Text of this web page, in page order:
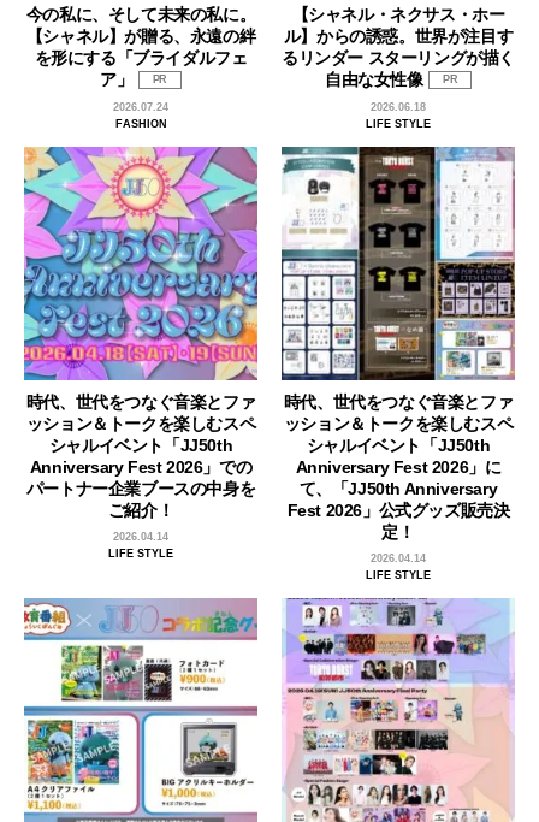
今の私に、そして未来の私に。
【シャネル】が贈る、永遠の絆
を形にする「ブライダルフェ
ア」
PR
2026.07.24
FASHION
【シャネル・ネクサス・ホー
ル】からの誘惑。世界が注目す
るリンダー スターリングが描く
自由な女性像
PR
2026.06.18
LIFE STYLE
時代、世代をつなぐ音楽とファ
ッション＆トークを楽しむスペ
シャルイベント「JJ50th
Anniversary Fest 2026」での
パートナー企業ブースの中身を
ご紹介！
2026.04.14
LIFE STYLE
時代、世代をつなぐ音楽とファ
ッション＆トークを楽しむスペ
シャルイベント「JJ50th
Anniversary Fest 2026」に
て、「JJ50th Anniversary
Fest 2026」公式グッズ販売決
定！
2026.04.14
LIFE STYLE